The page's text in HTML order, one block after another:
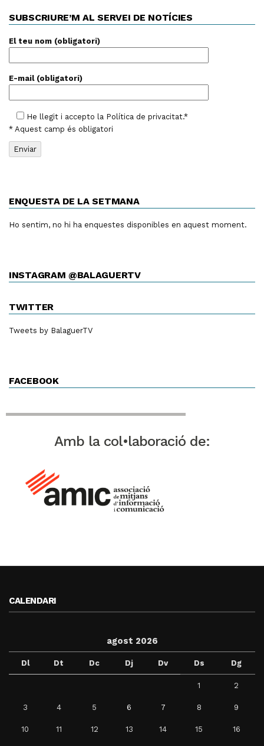
SUBSCRIURE’M AL SERVEI DE NOTÍCIES
El teu nom (obligatori)
E-mail (obligatori)
He llegit i accepto la Política de privacitat.*
* Aquest camp és obligatori
ENQUESTA DE LA SETMANA
Ho sentim, no hi ha enquestes disponibles en aquest moment.
INSTAGRAM @BALAGUERTV
TWITTER
Tweets by BalaguerTV
FACEBOOK
Amb la col•laboració de:
CALENDARI
agost 2026
Dl Dt Dc Dj Dv Ds Dg
1 2
3 4 5 6 7 8 9
10 11 12 13 14 15 16